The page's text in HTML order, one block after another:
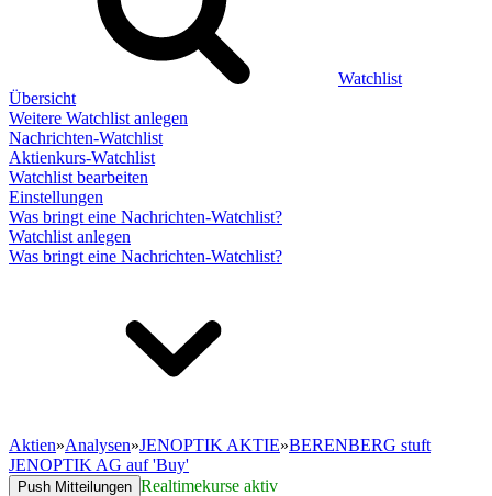
Watchlist
Übersicht
Weitere Watchlist anlegen
Nachrichten-Watchlist
Aktienkurs-Watchlist
Watchlist bearbeiten
Einstellungen
Was bringt eine Nachrichten-Watchlist?
Watchlist anlegen
Was bringt eine Nachrichten-Watchlist?
Aktien»Analysen»JENOPTIK AKTIE»BERENBERG stuft
JENOPTIK AG auf 'Buy'
Push Mitteilungen Realtimekurse aktiv